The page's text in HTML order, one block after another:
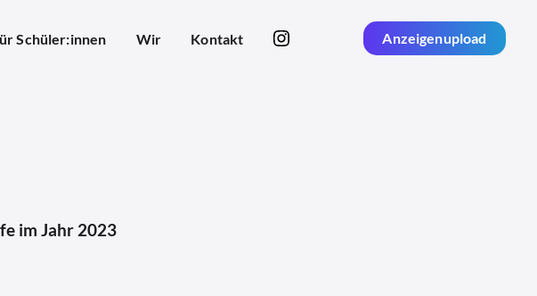
Schüler:innen Wir Kontakt Anzeigenupload
im Jahr 2023